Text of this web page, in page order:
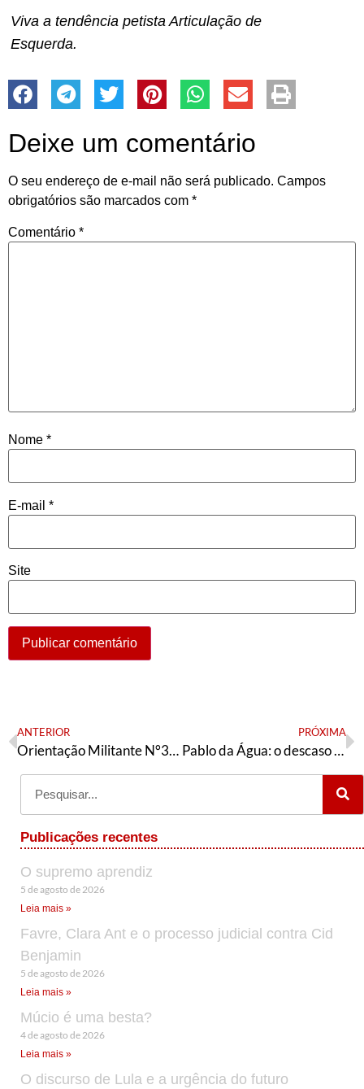
Viva a tendência petista Articulação de
Esquerda.
Deixe um comentário
O seu endereço de e-mail não será publicado. Campos
obrigatórios são marcados com *
Comentário *
Nome *
E-mail *
Site
ANTERIOR
Orientação Militante N°303 (21 de dezembro de 2021)
PRÓXIMA
Pablo da Água: o descaso do vereador “petista” de São Gonçalo
Publicações recentes
O supremo aprendiz
5 de agosto de 2026
Leia mais »
Favre, Clara Ant e o processo judicial contra Cid
Benjamin
5 de agosto de 2026
Leia mais »
Múcio é uma besta?
4 de agosto de 2026
Leia mais »
O discurso de Lula e a urgência do futuro